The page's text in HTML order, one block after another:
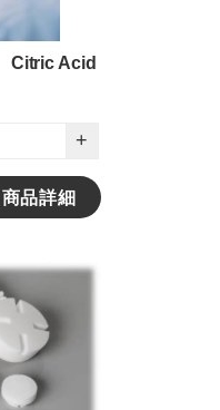
Citric Acid
+
商品詳細